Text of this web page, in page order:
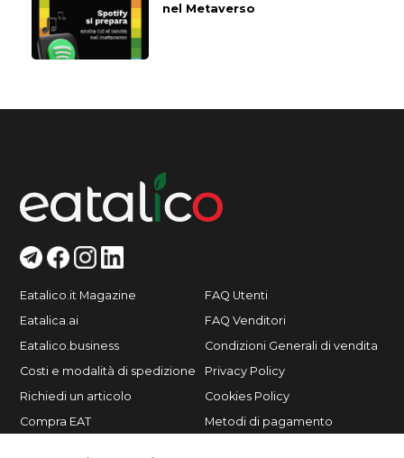
nel Metaverso
Eatalico.it Magazine
Eatalica.ai
Eatalico.business
Costi e modalità di spedizione
Richiedi un articolo
Compra EAT
FAQ Utenti
FAQ Venditori
Condizioni Generali di vendita
Privacy Policy
Cookies Policy
Metodi di pagamento